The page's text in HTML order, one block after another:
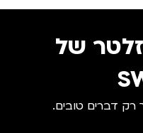
של
רק דברים טובים.